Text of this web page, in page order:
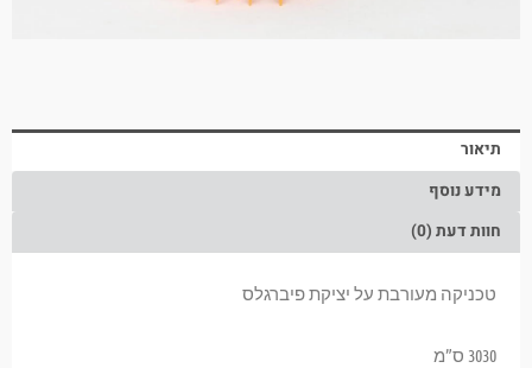
תיאור
מידע נוסף
חוות דעת (0)
טכניקה מעורבת על יציקת פיברגלס
3030 ס”מ